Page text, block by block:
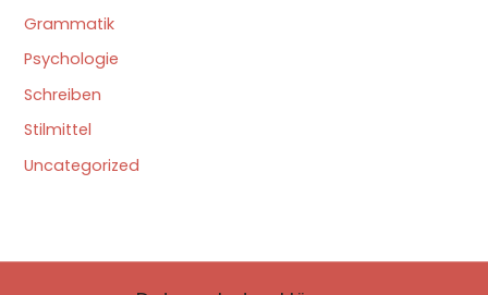
Grammatik
Psychologie
Schreiben
Stilmittel
Uncategorized